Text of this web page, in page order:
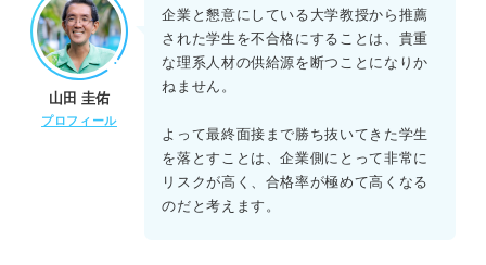
山田 圭佑
プロフィール
企業と懇意にしている大学教授から推薦
された学生を不合格にすることは、貴重
な理系人材の供給源を断つことになりか
ねません。
よって最終面接まで勝ち抜いてきた学生
を落とすことは、企業側にとって非常に
リスクが高く、合格率が極めて高くなる
のだと考えます。